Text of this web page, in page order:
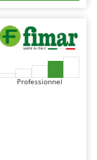
Professionnel